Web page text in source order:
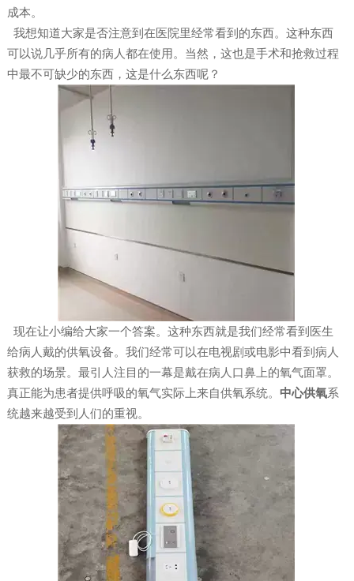
成本。
我想知道大家是否注意到在医院里经常看到的东西。这种东西
可以说几乎所有的病人都在使用。当然，这也是手术和抢救过程
中最不可缺少的东西，这是什么东西呢？
现在让小编给大家一个答案。这种东西就是我们经常看到医生
给病人戴的供氧设备。我们经常可以在电视剧或电影中看到病人
获救的场景。最引人注目的一幕是戴在病人口鼻上的氧气面罩。
真正能为患者提供呼吸的氧气实际上来自供氧系统。 中心供氧系
统越来越受到人们的重视。